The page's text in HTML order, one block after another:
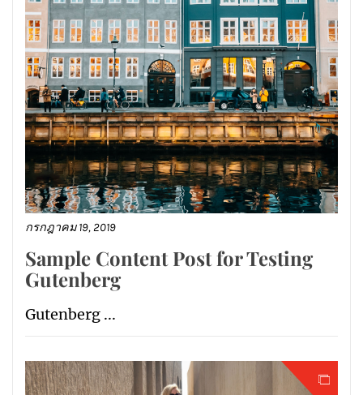
กรกฎาคม 19, 2019
Sample Content Post for Testing
Gutenberg
Gutenberg ...